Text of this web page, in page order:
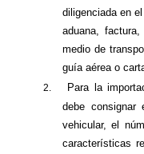
diligenciada en
aduana,
medio de
guía aérea o
2.
Para la
debe
vehicular, el
características